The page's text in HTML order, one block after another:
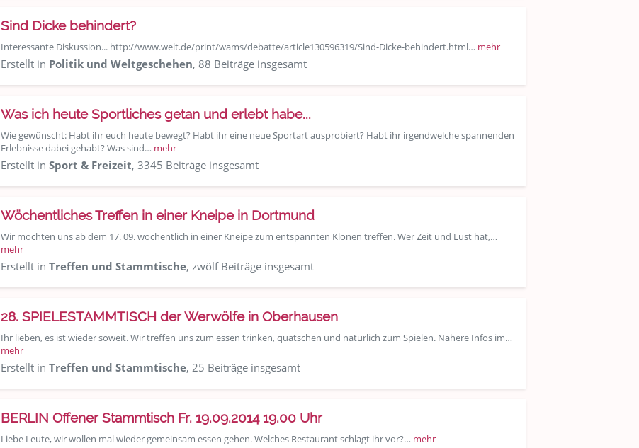
Sind Dicke behindert?
Interessante Diskussion... http://www.welt.de/print/wams/debatte/article130596319/Sind-Dicke-behindert.html… mehr
Erstellt in Politik und Weltgeschehen, 88 Beiträge insgesamt
Was ich heute Sportliches getan und erlebt habe...
Wie gewünscht: Habt ihr euch heute bewegt? Habt ihr eine neue Sportart ausprobiert? Habt ihr irgendwelche spannenden
Erlebnisse dabei gehabt? Was sind… mehr
Erstellt in Sport & Freizeit, 3345 Beiträge insgesamt
Wöchentliches Treffen in einer Kneipe in Dortmund
Wir möchten uns ab dem 17. 09. wöchentlich in einer Kneipe zum entspannten Klönen treffen. Wer Zeit und Lust hat,…
mehr
Erstellt in Treffen und Stammtische, zwölf Beiträge insgesamt
28. SPIELESTAMMTISCH der Werwölfe in Oberhausen
Ihr lieben, es ist wieder soweit. Wir treffen uns zum essen trinken, quatschen und natürlich zum Spielen. Nähere Infos im…
mehr
Erstellt in Treffen und Stammtische, 25 Beiträge insgesamt
BERLIN Offener Stammtisch Fr. 19.09.2014 19.00 Uhr
Liebe Leute, wir wollen mal wieder gemeinsam essen gehen. Welches Restaurant schlagt ihr vor?… mehr